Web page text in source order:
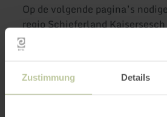
Zustimmung Details
Op de volgende pagina’s
regio Schieferland
Omringd door de beekjes
heuvels en de Moezel in het dal
"Schieferland Kaisersesch"
belangrijkste centra van de